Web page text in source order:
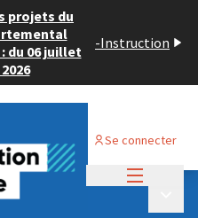
projets du
du 06 juillet
-Instruction
Se connecter